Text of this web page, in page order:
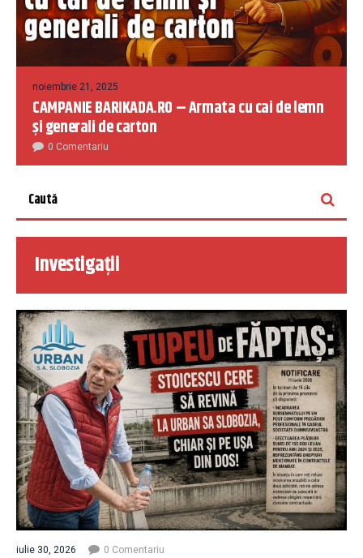
noiembrie 21, 2025
CAMPANIE BARIKADA.RO – Armata cu cai de lemn
și generali de carton
0 Comentariu
Investigații
iulie 30, 2026 0 Comentariu